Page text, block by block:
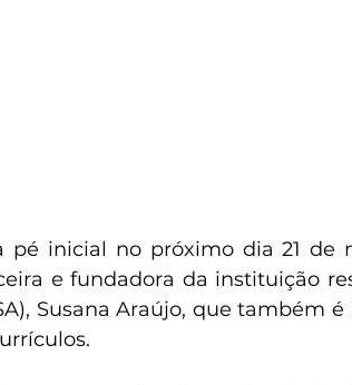
pé inicial no próximo dia 21 de
e fundadora da instituição
Susana Araújo, que também